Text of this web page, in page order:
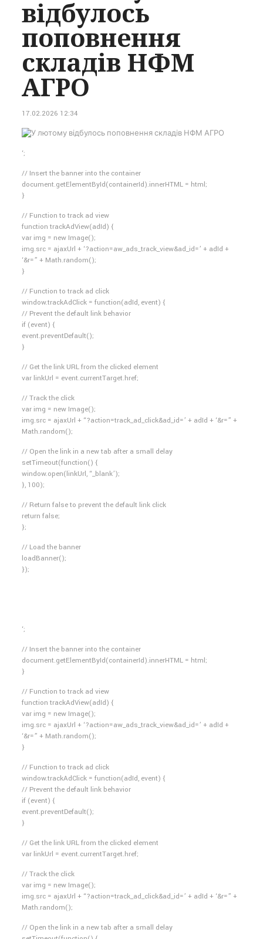
відбулось
поповнення
складів НФМ
АГРО
17.02.2026 12:34
‘;
// Insert the banner into the container
document.getElementById(containerId).innerHTML = html;
}
// Function to track ad view
function trackAdView(adId) {
var img = new Image();
img.src = ajaxUrl + ‘?action=aw_ads_track_view&ad_id=’ + adId +
‘&r=” + Math.random();
}
// Function to track ad click
window.trackAdClick = function(adId, event) {
// Prevent the default link behavior
if (event) {
event.preventDefault();
}
// Get the link URL from the clicked element
var linkUrl = event.currentTarget.href;
// Track the click
var img = new Image();
img.src = ajaxUrl + “?action=track_ad_click&ad_id=’ + adId + ‘&r=” +
Math.random();
// Open the link in a new tab after a small delay
setTimeout(function() {
window.open(linkUrl, “_blank’);
}, 100);
// Return false to prevent the default link click
return false;
};
// Load the banner
loadBanner();
});
‘;
// Insert the banner into the container
document.getElementById(containerId).innerHTML = html;
}
// Function to track ad view
function trackAdView(adId) {
var img = new Image();
img.src = ajaxUrl + ‘?action=aw_ads_track_view&ad_id=’ + adId +
‘&r=” + Math.random();
}
// Function to track ad click
window.trackAdClick = function(adId, event) {
// Prevent the default link behavior
if (event) {
event.preventDefault();
}
// Get the link URL from the clicked element
var linkUrl = event.currentTarget.href;
// Track the click
var img = new Image();
img.src = ajaxUrl + “?action=track_ad_click&ad_id=’ + adId + ‘&r=” +
Math.random();
// Open the link in a new tab after a small delay